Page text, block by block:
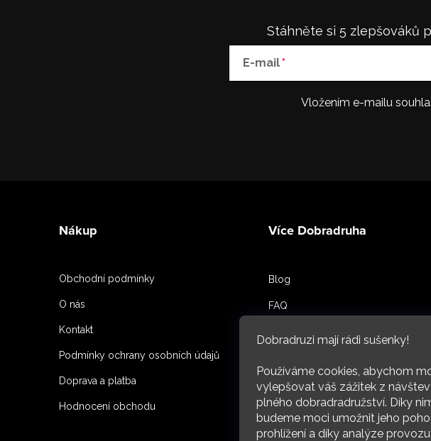
Dobradruzi mají rádi sušenky!
Používáme cookies, abychom
vylepšovat váš zážitek z
plného dobradradružství. Díky
budeme moci umožnit jeho
prohlížení a díky analýze
Stáhněte si 5 zlepšováků
E-mail
Vložením e-mailu
Nákup
Obchodní podmínky
O nás
Kontakt
Podmínky ochrany osobních údajů
Doprava a platba
Hodnocení obchodu
Více Dobradruha
Blog
FAQ
O nás
ARCHIV